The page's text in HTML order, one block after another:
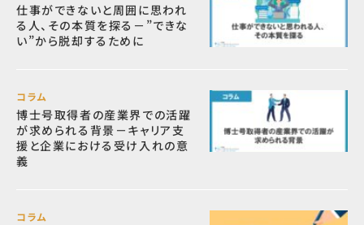
仕事ができないと周囲に思われ
る人、その本質を探る－”できな
い”から脱却するために
コラム
博士号取得者の産業界での活躍
が求められる背景－キャリア支
援と企業における受け入れの意
義
コラム